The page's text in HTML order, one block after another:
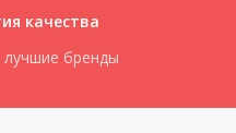
качества
лучшие бренды